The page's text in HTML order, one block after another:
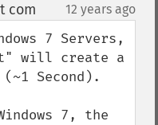
com 12 years ago
7 Servers,
will create a
Second).
7, the